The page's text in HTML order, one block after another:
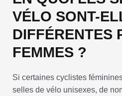
VÉLO SONT-
DIFFÉRENTES
FEMMES ?
Si certaines cyclistes
selles de vélo unisexes, de